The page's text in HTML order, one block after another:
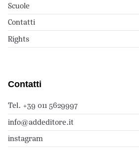
Scuole
Contatti
Rights
Contatti
Tel. +39 011 5629997
info@addeditore.it
instagram